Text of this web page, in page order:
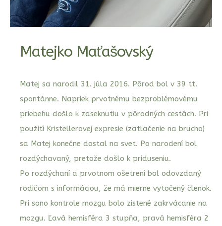
Matejko Maťašovský
Matej sa narodil 31. júla 2016. Pôrod bol v 39 tt.
spontánne. Napriek prvotnému bezproblémovému
priebehu došlo k zaseknutiu v pôrodných cestách. Pri
použití Kristellerovej expresie (zatlačenie na brucho)
sa Matej konečne dostal na svet. Po narodení bol
rozdýchavaný, pretože došlo k priduseniu.
Po rozdýchaní a prvotnom ošetrení bol odovzdaný
rodičom s informáciou, že má mierne vytočený členok.
Pri sono kontrole mozgu bolo zistené zakrvácanie na
mozgu. Ľavá hemisféra 3 stupňa, pravá hemisféra 2